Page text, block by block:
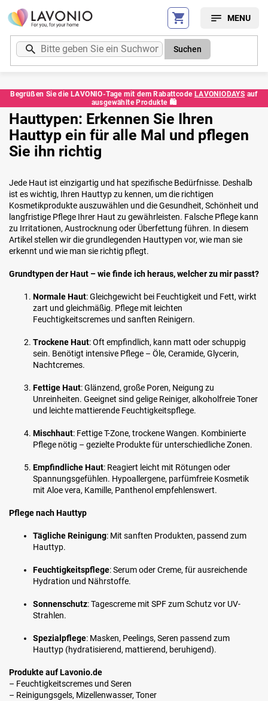
Zum
Inhalt
springen
Begrüßen Sie die LAVONIO-Tage mit dem Rabattcode LAVONIODAYS auf
ausgewählte Produkte 🛍️
Suchen
Hauttypen: Erkennen Sie Ihren
Hauttyp ein für alle Mal und pflegen
Sie ihn richtig
Jede Haut ist einzigartig und hat spezifische Bedürfnisse. Deshalb
ist es wichtig, Ihren Hauttyp zu kennen, um die richtigen
Kosmetikprodukte auszuwählen und die Gesundheit, Schönheit und
langfristige Pflege Ihrer Haut zu gewährleisten. Falsche Pflege kann
zu Irritationen, Austrocknung oder Überfettung führen. In diesem
Artikel stellen wir die grundlegenden Hauttypen vor, wie man sie
erkennt und wie man sie richtig pflegt.
Grundtypen der Haut – wie finde ich heraus, welcher zu mir passt?
Normale Haut: Gleichgewicht bei Feuchtigkeit und Fett, wirkt
zart und gleichmäßig. Pflege mit leichten
Feuchtigkeitscremes und sanften Reinigern.
Trockene Haut: Oft empfindlich, kann matt oder schuppig
sein. Benötigt intensive Pflege – Öle, Ceramide, Glycerin,
Nachtcremes.
Fettige Haut: Glänzend, große Poren, Neigung zu
Unreinheiten. Geeignet sind gelige Reiniger, alkoholfreie Toner
und leichte mattierende Feuchtigkeitspflege.
Mischhaut: Fettige T-Zone, trockene Wangen. Kombinierte
Pflege nötig – gezielte Produkte für unterschiedliche Zonen.
Empfindliche Haut: Reagiert leicht mit Rötungen oder
Spannungsgefühlen. Hypoallergene, parfümfreie Kosmetik
mit Aloe vera, Kamille, Panthenol empfehlenswert.
Pflege nach Hauttyp
Tägliche Reinigung: Mit sanften Produkten, passend zum
Hauttyp.
Feuchtigkeitspflege: Serum oder Creme, für ausreichende
Hydration und Nährstoffe.
Sonnenschutz: Tagescreme mit SPF zum Schutz vor UV-
Strahlen.
Spezialpflege: Masken, Peelings, Seren passend zum
Hauttyp (hydratisierend, mattierend, beruhigend).
Produkte auf Lavonio.de
– Feuchtigkeitscremes und Seren
– Reinigungsgels, Mizellenwasser, Toner